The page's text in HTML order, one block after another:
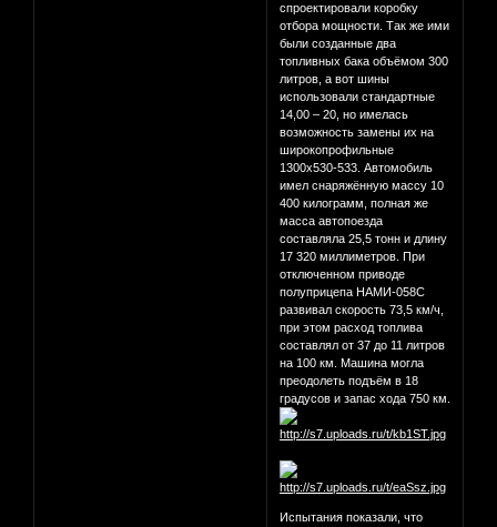
спроектировали коробку
отбора мощности. Так же ими
были созданные два
топливных бака объёмом 300
литров, а вот шины
использовали стандартные
14,00 – 20, но имелась
возможность замены их на
широкопрофильные
1300x530-533. Автомобиль
имел снаряжённую массу 10
400 килограмм, полная же
масса автопоезда
составляла 25,5 тонн и длину
17 320 миллиметров. При
отключенном приводе
полуприцепа НАМИ-058С
развивал скорость 73,5 км/ч,
при этом расход топлива
составлял от 37 до 11 литров
на 100 км. Машина могла
преодолеть подъём в 18
градусов и запас хода 750 км.
Испытания показали, что